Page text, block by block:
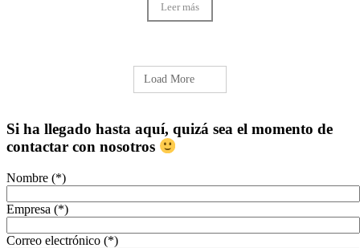
Leer más
Load More
Si ha llegado hasta aquí, quizá sea el momento de
contactar con nosotros
Nombre (*)
Empresa (*)
Correo electrónico (*)